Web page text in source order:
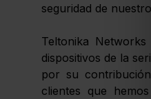
seguridad de
Teltonika
dispositivos de la
por su
clientes que